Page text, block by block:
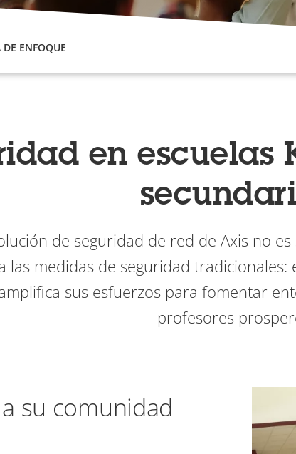
DE ENFOQUE
en escuelas
de seguridad de red de Axis no
las medidas de seguridad
sus esfuerzos para fomentar
profesores
su comunidad